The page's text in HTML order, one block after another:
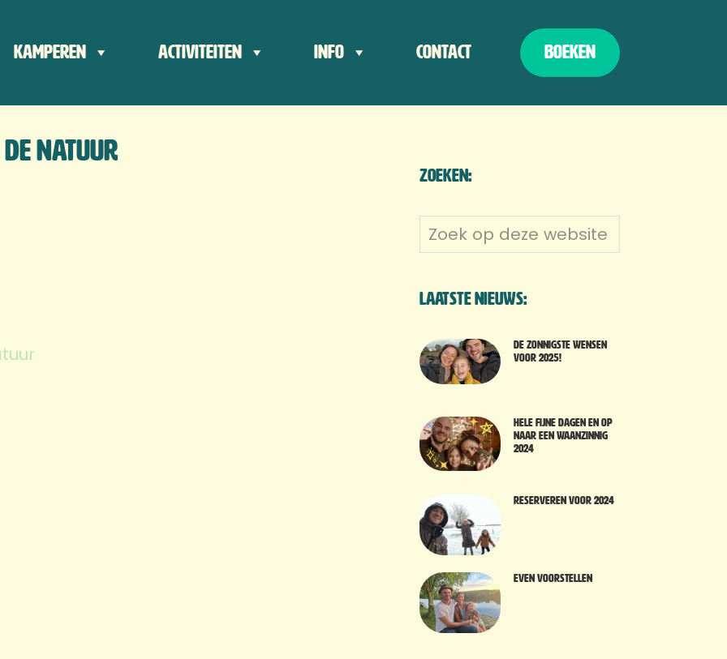
Kamperen Activiteiten Info Contact Boeken
de natuur
Zoeken:
Zoek
op
website
Laatste nieuws:
De zonnigste wensen
voor 2025!
Hele fijne dagen en op
naar een waanzinnig
2024
Reserveren voor 2024
Even voorstellen